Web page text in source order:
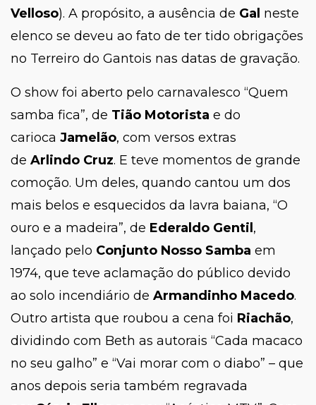
Velloso). A propósito, a ausência de Gal neste
elenco se deveu ao fato de ter tido obrigações
no Terreiro do Gantois nas datas de gravação.
O show foi aberto pelo carnavalesco “Quem
samba fica”, de Tião Motorista e do
carioca Jamelão, com versos extras
de Arlindo Cruz. E teve momentos de grande
comoção. Um deles, quando cantou um dos
mais belos e esquecidos da lavra baiana, “O
ouro e a madeira”, de Ederaldo Gentil ,
lançado pelo Conjunto Nosso Samba em
1974, que teve aclamação do público devido
ao solo incendiário de Armandinho Macedo.
Outro artista que roubou a cena foi Riachão,
dividindo com Beth as autorais “Cada macaco
no seu galho” e “Vai morar com o diabo” – que
anos depois seria também regravada